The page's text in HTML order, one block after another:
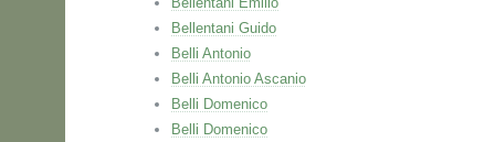
Bellentani Guido
Belli Antonio
Belli Antonio Ascanio
Belli Domenico
Belli Domenico